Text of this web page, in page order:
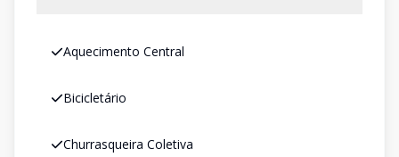
Aquecimento Central
Bicicletário
Churrasqueira Coletiva